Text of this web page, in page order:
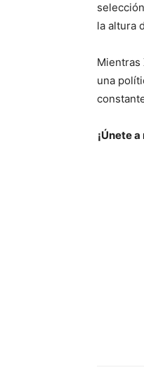
la altura
Mientras
una
¡Únete